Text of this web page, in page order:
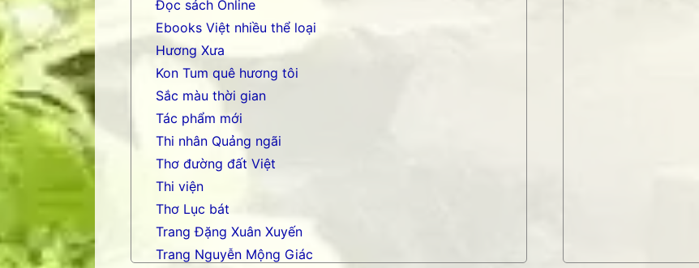
Đọc sách Online
Ebooks Việt nhiều thể loại
Hương Xưa
Kon Tum quê hương tôi
Sắc màu thời gian
Tác phẩm mới
Thi nhân Quảng ngãi
Thơ đường đất Việt
Thi viện
Thơ Lục bát
Trang Đặng Xuân Xuyến
Trang Nguyễn Mộng Giác